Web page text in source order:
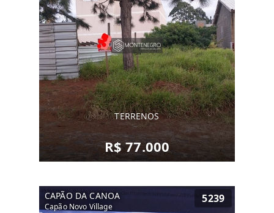
TERRENOS
R$ 77.000
CAPÃO DA CANOA
Capão Novo Village
5239